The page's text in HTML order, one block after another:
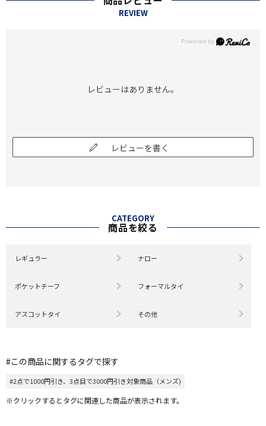
REVIEW
レビューはありません。
レビューを書く
CATEGORY
商品を絞る
レギュラー ナロー
ポケットチーフ フォーマルタイ
アスコットタイ その他
#この商品に関するタグで探す
#2点で1000円引き、3点目で3000円引き対象商品（メンズ)
※クリックするとタグに関連した商品が表示されます。